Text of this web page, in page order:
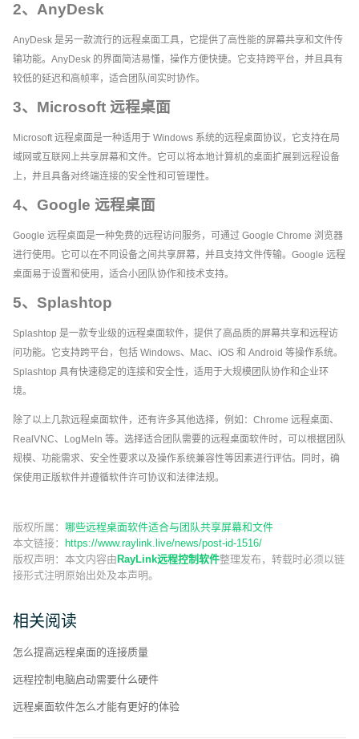
2、AnyDesk
AnyDesk 是另一款流行的远程桌面工具，它提供了高性能的屏幕共享和文件传
输功能。AnyDesk 的界面简洁易懂，操作方便快捷。它支持跨平台，并且具有
较低的延迟和高帧率，适合团队间实时协作。
3、Microsoft 远程桌面
Microsoft 远程桌面是一种适用于 Windows 系统的远程桌面协议，它支持在局
域网或互联网上共享屏幕和文件。它可以将本地计算机的桌面扩展到远程设备
上，并且具备对终端连接的安全性和可管理性。
4、Google 远程桌面
Google 远程桌面是一种免费的远程访问服务，可通过 Google Chrome 浏览器
进行使用。它可以在不同设备之间共享屏幕，并且支持文件传输。Google 远程
桌面易于设置和使用，适合小团队协作和技术支持。
5、Splashtop
Splashtop 是一款专业级的远程桌面软件，提供了高品质的屏幕共享和远程访
问功能。它支持跨平台，包括 Windows、Mac、iOS 和 Android 等操作系统。
Splashtop 具有快速稳定的连接和安全性，适用于大规模团队协作和企业环
境。
除了以上几款远程桌面软件，还有许多其他选择，例如：Chrome 远程桌面、
RealVNC、LogMeIn 等。选择适合团队需要的远程桌面软件时，可以根据团队
规模、功能需求、安全性要求以及操作系统兼容性等因素进行评估。同时，确
保使用正版软件并遵循软件许可协议和法律法规。
版权所属： 哪些远程桌面软件适合与团队共享屏幕和文件
本文链接：
https://www.raylink.live/news/post-id-1516/
版权声明： 本文内容由 RayLink远程控制软件整理发布，转载时必须以链
接形式注明原始出处及本声明。
相关阅读
怎么提高远程桌面的连接质量
远程控制电脑启动需要什么硬件
远程桌面软件怎么才能有更好的体验